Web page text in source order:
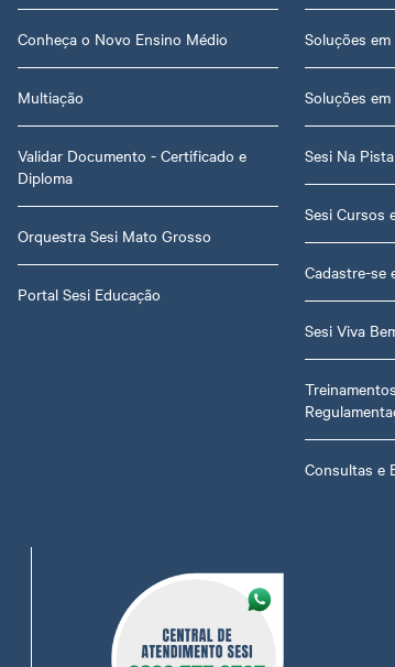
Conheça o Novo Ensino Médio
Multiação
Validar Documento - Certificado e
Diploma
Orquestra Sesi Mato Grosso
Portal Sesi Educação
Soluções
Soluções
Sesi Na Pista
Sesi Cursos
Cadastre-se
Sesi Viva
Consultas e